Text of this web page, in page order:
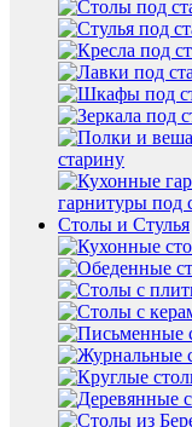
старину
гарнитуры под
Столы и Стулья